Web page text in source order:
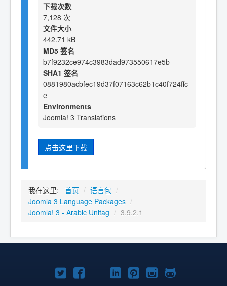
下载次数
7,128 次
文件大小
442.71 kB
MD5 签名
b7f9232ce974c3983dad973550617e5b
SHA1 签名
0881980acbfec19d37f07163c62b1c40f724ffc
e
Environments
Joomla! 3 Translations
点击这里下载
我在这里: 首页 / 语言包 /
Joomla 3 Language Packages /
Joomla! 3 - Arabic Unitag / 3.9.2.1
TwitterFacebookYouTube
LinkedIn
Pinterest
Instagram
GitHub